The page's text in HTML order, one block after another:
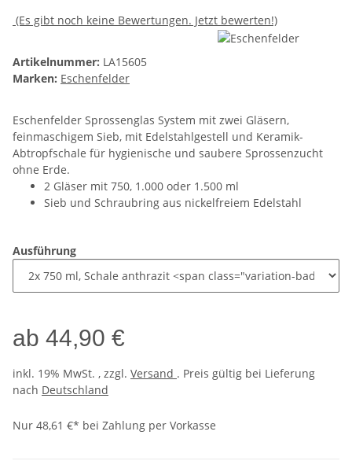
(Es gibt noch keine Bewertungen. Jetzt bewerten!)
Artikelnummer: LA15605
Marken: Eschenfelder
Eschenfelder Sprossenglas System mit zwei Gläsern,
feinmaschigem Sieb, mit Edelstahlgestell und Keramik-
Abtropfschale für hygienische und saubere Sprossenzucht
ohne Erde.
2 Gläser mit 750, 1.000 oder 1.500 ml
Sieb und Schraubring aus nickelfreiem Edelstahl
Ausführung
ab 44,90 €
inkl. 19% MwSt. , zzgl. Versand . Preis gültig bei Lieferung
nach Deutschland
Nur 48,61 €* bei Zahlung per Vorkasse